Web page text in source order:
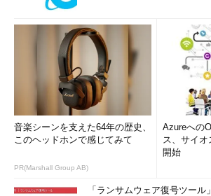
音楽シーンを支えた64年の歴史、
このヘッドホンで感じてみて
PR(Marshall Group AB)
Azureへの
ス、サイ
開始
「ランサムウェア復号ツー